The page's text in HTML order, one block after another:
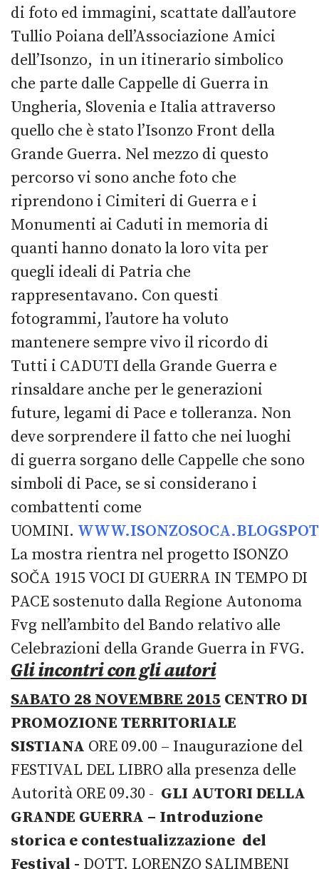
di foto ed immagini, scattate dall’autore
Tullio Poiana dell’Associazione Amici
dell’Isonzo, in un itinerario simbolico
che parte dalle Cappelle di Guerra in
Ungheria, Slovenia e Italia attraverso
quello che è stato l’Isonzo Front della
Grande Guerra. Nel mezzo di questo
percorso vi sono anche foto che
riprendono i Cimiteri di Guerra e i
Monumenti ai Caduti in memoria di
quanti hanno donato la loro vita per
quegli ideali di Patria che
rappresentavano. Con questi
fotogrammi, l’autore ha voluto
mantenere sempre vivo il ricordo di
Tutti i CADUTI della Grande Guerra e
rinsaldare anche per le generazioni
future, legami di Pace e tolleranza. Non
deve sorprendere il fatto che nei luoghi
di guerra sorgano delle Cappelle che sono
simboli di Pace, se si considerano i
combattenti come
UOMINI.
La mostra rientra nel progetto ISONZO
SOČA 1915 VOCI DI GUERRA IN TEMPO DI
PACE sostenuto dalla Regione Autonoma
Fvg nell’ambito del Bando relativo alle
Celebrazioni della Grande Guerra in FVG.
Gli incontri con gli autori
SABATO 28 NOVEMBRE 2015 CENTRO DI
PROMOZIONE TERRITORIALE
SISTIANA ORE 09.00 – Inaugurazione del
FESTIVAL DEL LIBRO alla presenza delle
Autorità ORE 09.30 - GLI AUTORI DELLA
GRANDE GUERRA – Introduzione
storica e contestualizzazione del
Festival - DOTT. LORENZO SALIMBENI